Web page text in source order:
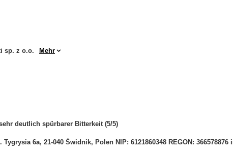
sp. z o.o. Mehr
deutlich spürbarer Bitterkeit (5/5)
6a, 21-040 Świdnik, Polen NIP: 6121860348 REGON: 366578876